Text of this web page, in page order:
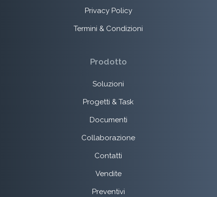
Privacy Policy
Termini & Condizioni
Prodotto
Soluzioni
Progetti & Task
Documenti
Collaborazione
Contatti
Vendite
Preventivi